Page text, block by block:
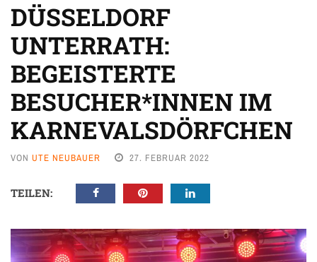
DÜSSELDORF
UNTERRATH:
BEGEISTERTE
BESUCHER*INNEN IM
KARNEVALSDÖRFCHEN
VON UTE NEUBAUER 27. FEBRUAR 2022
TEILEN: